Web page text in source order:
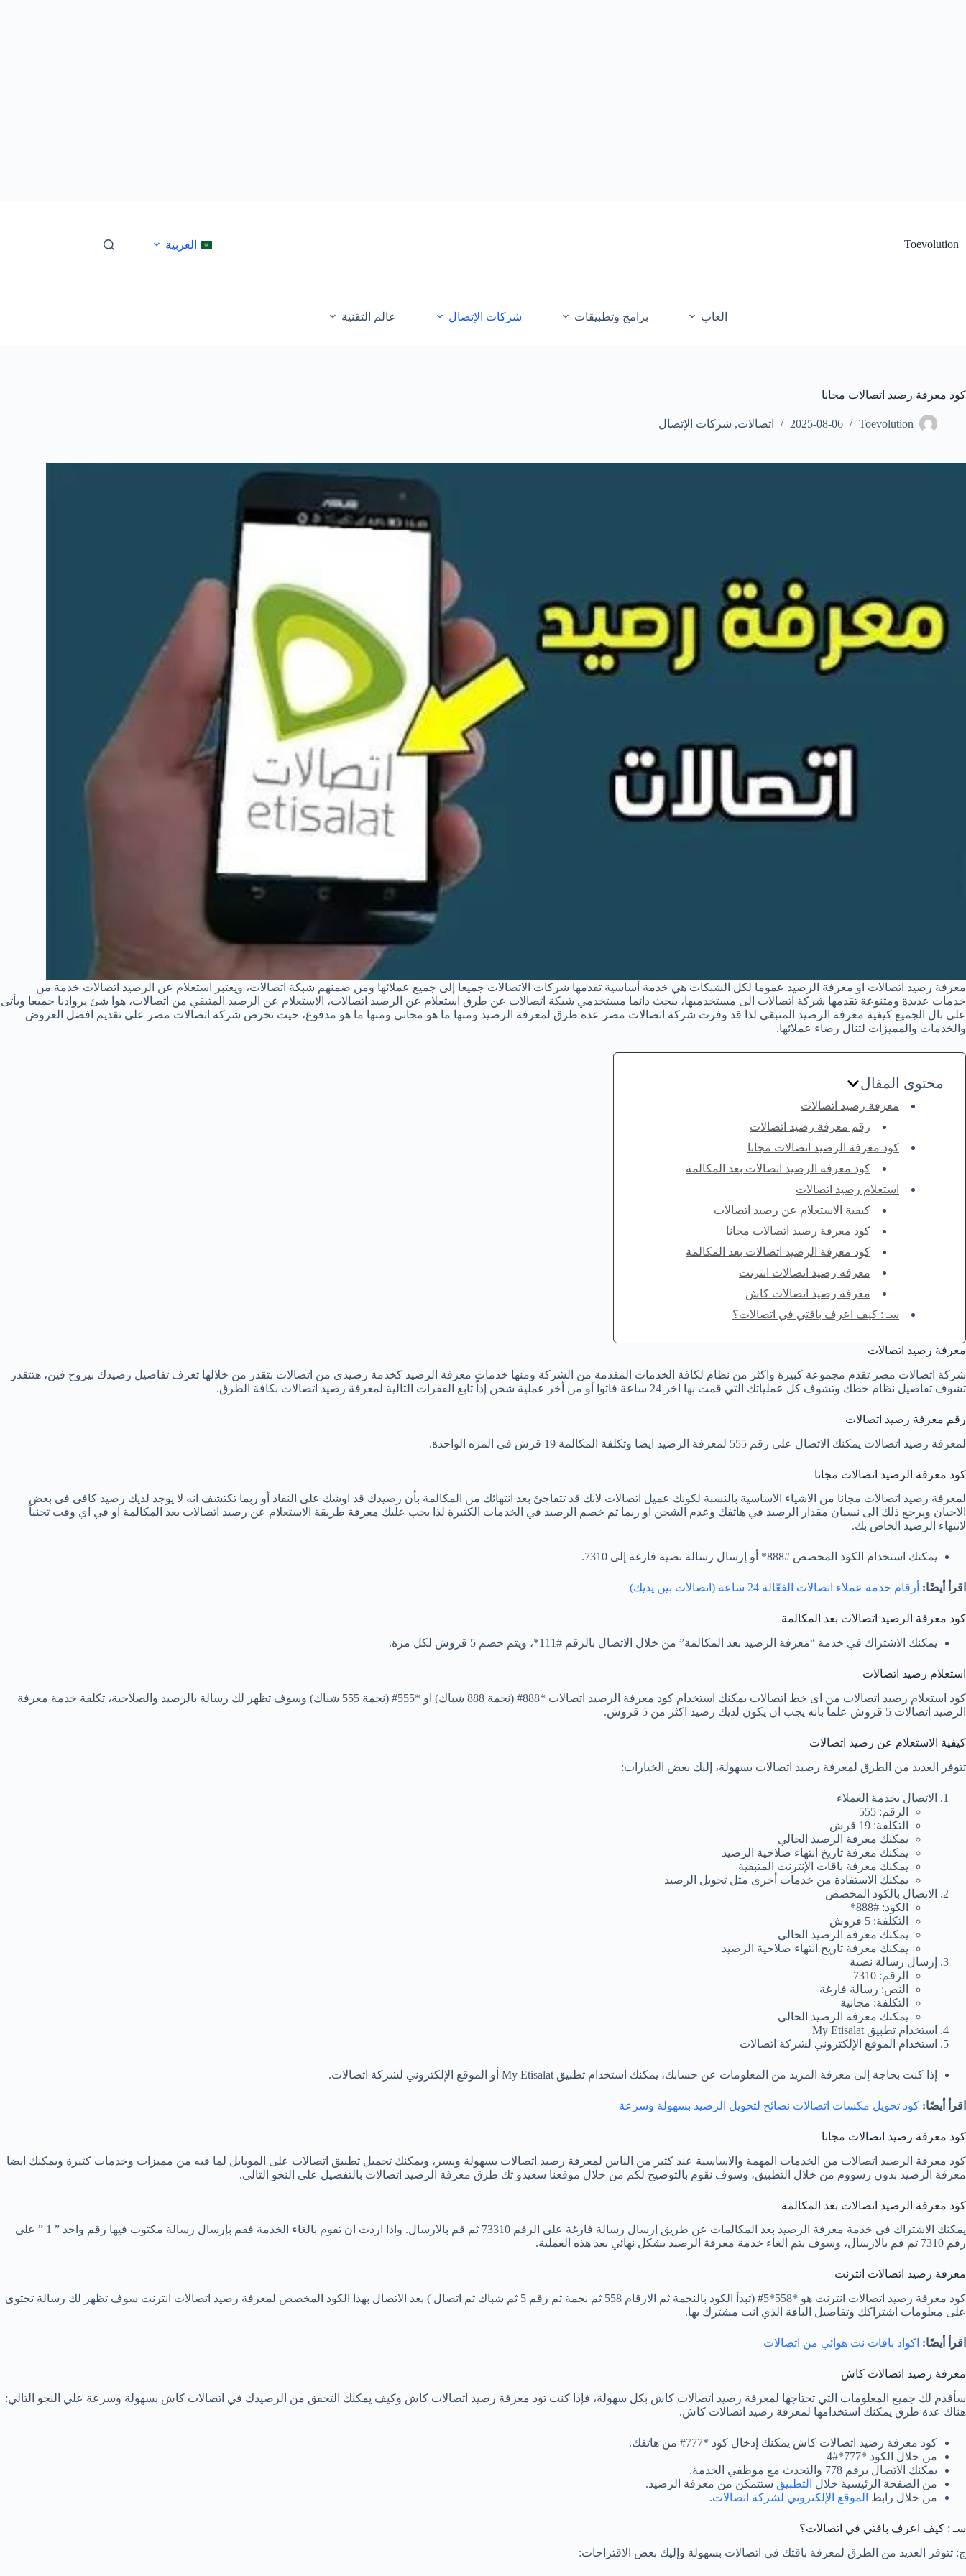
Toevolution العربية
العاب برامج وتطبيقات شركات الإتصال عالم التقنية
كود معرفة رصيد اتصالات مجانا
Toevolution
2025-08-06 اتصالات, شركات الإتصال
معرفة رصيد اتصالات او معرفة الرصيد عموما لكل الشبكات هي خدمة أساسية تقدمها شركات الاتصالات جميعا إلى جميع عملائها ومن ضمنهم شبكة اتصالات، ويعتبر استعلام عن الرصيد اتصالات خدمة من
خدمات عديدة ومتنوعة تقدمها شركة اتصالات الى مستخدميها، يبحث دائما مستخدمي شبكة اتصالات عن طرق استعلام عن الرصيد اتصالات، الاستعلام عن الرصيد المتبقي من اتصالات، هوا شئ يروادنا جميعا ويأتى
على بال الجميع كيفية معرفة الرصيد المتبقي لذا قد وفرت شركة اتصالات مصر عدة طرق لمعرفة الرصيد ومنها ما هو مجاني ومنها ما هو مدفوع، حيث تحرص شركة اتصالات مصر علي تقديم افضل العروض
والخدمات والمميزات لتنال رضاء عملائها.
محتوى المقال
معرفة رصيد اتصالات
رقم معرفة رصيد اتصالات
كود معرفة الرصيد اتصالات مجانا
كود معرفة الرصيد اتصالات بعد المكالمة
استعلام رصيد اتصالات
كيفية الاستعلام عن رصيد اتصالات
كود معرفة رصيد اتصالات مجانا
كود معرفة الرصيد اتصالات بعد المكالمة
معرفة رصيد اتصالات انترنت
معرفة رصيد اتصالات كاش
سـ : كيف اعرف باقتي في اتصالات؟
معرفة رصيد اتصالات
شركة اتصالات مصر تقدم مجموعة كبيرة واكثر من نظام لكافة الخدمات المقدمة من الشركة ومنها خدمات معرفة الرصيد كخدمة رصيدى من اتصالات بتقدر من خلالها تعرف تفاصيل رصيدك بيروح فين، هتتقدر
تشوف تفاصيل نظام خطك وتشوف كل عملياتك التي قمت بها اخر 24 ساعة فاتوا أو من أخر عملية شحن إذاً تابع الفقرات التالية لمعرفة رصيد اتصالات بكافة الطرق.
رقم معرفة رصيد اتصالات
لمعرفة رصيد اتصالات يمكنك الاتصال على رقم 555 لمعرفة الرصيد ايضا وتكلفة المكالمة 19 قرش فى المره الواحدة.
كود معرفة الرصيد اتصالات مجانا
لمعرفة رصيد اتصالات مجانا من الاشياء الاساسية بالنسبة لكونك عميل اتصالات لانك قد تتفاجئ بعد انتهائك من المكالمة بأن رصيدك قد اوشك على النفاذ أو ربما تكتشف انه لا يوجد لديك رصيد كافى فى بعض
الاحيان ويرجع ذلك الى نسيان مقدار الرصيد في هاتفك وعدم الشحن او ربما تم خصم الرصيد في الخدمات الكثيرة لذا يجب عليك معرفة طريقة الاستعلام عن رصيد اتصالات بعد المكالمة او في اي وقت تجنباً
لانتهاء الرصيد الخاص بك.
يمكنك استخدام الكود المخصص #888* أو إرسال رسالة نصية فارغة إلى 7310.
اقرأ أيضًا: أرقام خدمة عملاء اتصالات الفعّالة 24 ساعة (اتصالات بين يديك)
كود معرفة الرصيد اتصالات بعد المكالمة
يمكنك الاشتراك في خدمة “معرفة الرصيد بعد المكالمة” من خلال الاتصال بالرقم #111*، ويتم خصم 5 قروش لكل مرة.
استعلام رصيد اتصالات
كود استعلام رصيد اتصالات من اى خط اتصالات يمكنك استخدام كود معرفة الرصيد اتصالات *888# (نجمة 888 شباك) او *555# (نجمة 555 شباك) وسوف تظهر لك رسالة بالرصيد والصلاحية، تكلفة خدمة معرفة
الرصيد اتصالات 5 قروش علما بانه يجب ان يكون لديك رصيد اكثر من 5 قروش.
كيفية الاستعلام عن رصيد اتصالات
تتوفر العديد من الطرق لمعرفة رصيد اتصالات بسهولة، إليك بعض الخيارات:
الاتصال بخدمة العملاء
الرقم: 555
التكلفة: 19 قرش
يمكنك معرفة الرصيد الحالي
يمكنك معرفة تاريخ انتهاء صلاحية الرصيد
يمكنك معرفة باقات الإنترنت المتبقية
يمكنك الاستفادة من خدمات أخرى مثل تحويل الرصيد
الاتصال بالكود المخصص
الكود: #888*
التكلفة: 5 قروش
يمكنك معرفة الرصيد الحالي
يمكنك معرفة تاريخ انتهاء صلاحية الرصيد
إرسال رسالة نصية
الرقم: 7310
النص: رسالة فارغة
التكلفة: مجانية
يمكنك معرفة الرصيد الحالي
استخدام تطبيق My Etisalat
استخدام الموقع الإلكتروني لشركة اتصالات
إذا كنت بحاجة إلى معرفة المزيد من المعلومات عن حسابك، يمكنك استخدام تطبيق My Etisalat أو الموقع الإلكتروني لشركة اتصالات.
اقرأ أيضًا: كود تحويل مكسات اتصالات نصائح لتحويل الرصيد بسهولة وسرعة
كود معرفة رصيد اتصالات مجانا
كود معرفة الرصيد اتصالات من الخدمات المهمة والاساسية عند كثير من الناس لمعرفة رصيد اتصالات بسهولة ويسر، ويمكنك تحميل تطبيق اتصالات على الموبايل لما فيه من مميزات وخدمات كثيرة ويمكنك ايضا
معرفة الرصيد بدون رسووم من خلال التطبيق، وسوف نقوم بالتوضيح لكم من خلال موقعنا سعيدو تك طرق معرفة الرصيد اتصالات بالتفصيل على النحو التالى.
كود معرفة الرصيد اتصالات بعد المكالمة
يمكنك الاشتراك فى خدمة معرفة الرصيد بعد المكالمات عن طريق إرسال رسالة فارغة على الرقم 73310 ثم قم بالارسال. واذا اردت ان تقوم بالغاء الخدمة فقم بإرسال رسالة مكتوب فيها رقم واحد ” 1 ” على
رقم 7310 ثم قم بالارسال، وسوف يتم الغاء خدمة معرفة الرصيد بشكل نهائي بعد هذه العملية.
معرفة رصيد اتصالات انترنت
كود معرفة رصيد اتصالات انترنت هو *558*5# (تبدأ الكود بالنجمة ثم الارقام 558 ثم نجمة ثم رقم 5 ثم شباك ثم اتصال ) بعد الاتصال بهذا الكود المخصص لمعرفة رصيد اتصالات انترنت سوف تظهر لك رسالة تحتوى
على معلومات اشتراكك وتفاصيل الباقة الذي انت مشترك بها.
اقرأ أيضًا: اكواد باقات نت هوائي من اتصالات
معرفة رصيد اتصالات كاش
سأقدم لك جميع المعلومات التي تحتاجها لمعرفة رصيد اتصالات كاش بكل سهولة، فإذا كنت تود معرفة رصيد اتصالات كاش وكيف يمكنك التحقق من الرصيدك في اتصالات كاش بسهولة وسرعة علي النحو التالي:
هناك عدة طرق يمكنك استخدامها لمعرفة رصيد اتصالات كاش.
كود معرفة رصيد اتصالات كاش يمكنك إدخال كود *777# من هاتفك.
من خلال الكود *777*#4
يمكنك الاتصال برقم 778 والتحدث مع موظفي الخدمة.
من الصفحة الرئيسية خلال التطبيق ستتمكن من معرفة الرصيد.
من خلال رابط الموقع الإلكتروني لشركة اتصالات.
سـ : كيف اعرف باقتي في اتصالات؟
ج: تتوفر العديد من الطرق لمعرفة باقتك في اتصالات بسهولة وإليك بعض الاقتراحات: